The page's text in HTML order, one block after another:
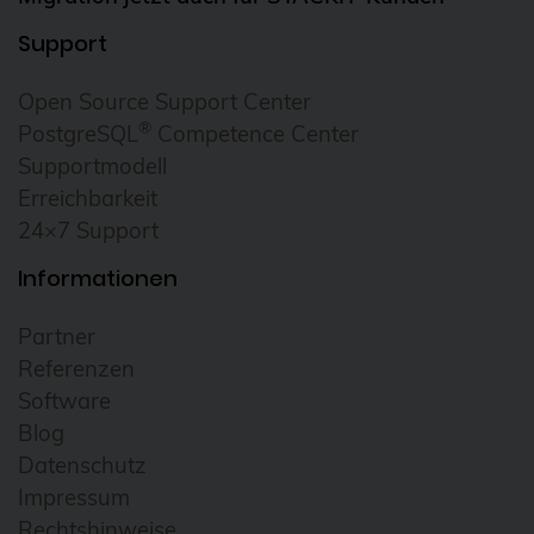
Cloudübergreifendes Management
CNCF
Community
Config Management Camp
Configmap
Container
ContainerConf
corosync
credativ
Cryptomator
CVE
Support
Open Source Support Center
PostgreSQL ® Competence Center
Supportmodell
Erreichbarkeit
24×7 Support
Informationen
Partner
Referenzen
Software
Blog
Datenschutz
Impressum